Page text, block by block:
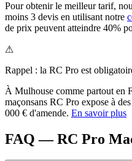
Pour obtenir le meilleur tarif,
moins 3 devis en utilisant notre
de prix peuvent atteindre 40%
⚠
Rappel : la RC Pro est
À Mulhouse comme partout en
maçonsans RC Pro expose à
000 € d'amende. En savoir plus
FAQ — RC Pro